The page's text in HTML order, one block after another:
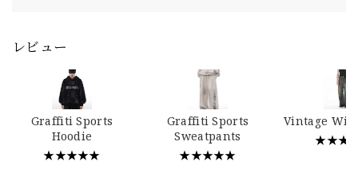
レビュー
Graffiti Sports
Hoodie
★★★★★
Graffiti Sports
Sweatpants
★★★★★
Vintage